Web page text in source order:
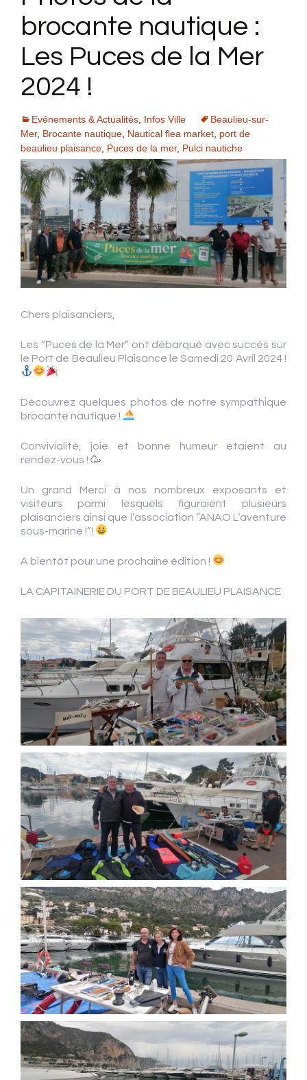
brocante nautique :
Les Puces de la Mer
2024 !
Evénements & Actualités Infos Ville
Beaulieu-sur-
Mer, Brocante nautique Nautical flea market port de
beaulieu plaisance Puces de la mer, Pulci nautiche
Chers plaisanciers,
Les “Puces de la Mer” ont débarqué avec succès sur
le Port de Beaulieu Plaisance le Samedi 20 Avril 2024 !
Découvrez quelques photos de notre sympathique
brocante nautique !
Convivialité, joie et bonne humeur étaient au
rendez-vous ! 🥳
Un grand Merci à nos nombreux exposants et
visiteurs parmi lesquels figuraient plusieurs
plaisanciers ainsi que l’association “ANAO L’aventure
sous-marine !”!
A bientôt pour une prochaine édition !
LA CAPITAINERIE DU PORT DE BEAULIEU PLAISANCE